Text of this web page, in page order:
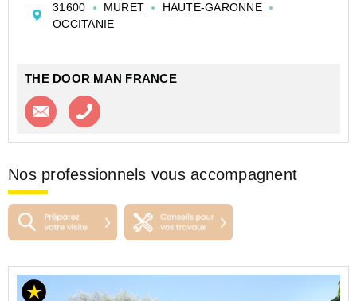
pratique, à proximité des écoles (maternelle, primaire,
collège, l...
31600 MURET
HAUTE-GARONNE
OCCITANIE
THE DOOR MAN FRANCE
Contacter l'agence
Nos professionnels vous accompagnent